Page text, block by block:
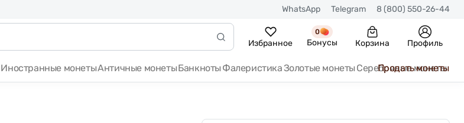
WhatsApp Telegram 8 (800) 550-26-44
Избранное
0
Бонусы Корзина Профиль
Иностранные монетыАнтичные монетыБанкноты ФалеристикаЗолотые монеты Серебряные монеты
Продать монеты